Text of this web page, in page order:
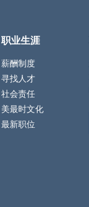
职业生涯
薪酬制度
寻找人才
社会责任
美最时文化
最新职位